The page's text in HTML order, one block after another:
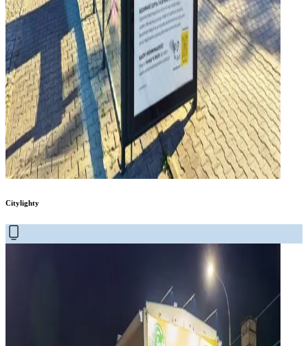
Citylighty